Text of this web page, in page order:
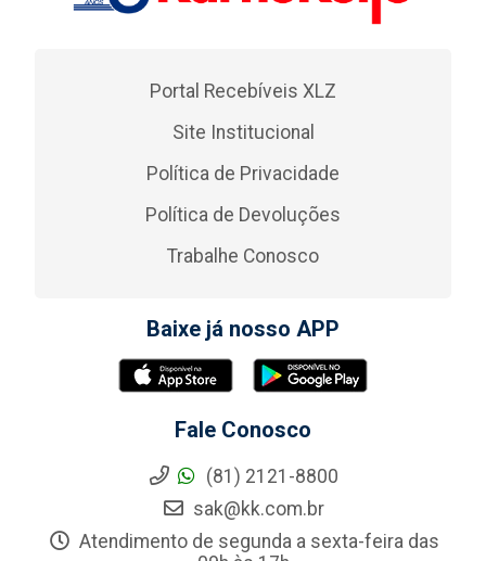
Portal Recebíveis XLZ
Site Institucional
Política de Privacidade
Política de Devoluções
Trabalhe Conosco
Baixe já nosso APP
Fale Conosco
(81) 2121-8800
sak@kk.com.br
Atendimento de segunda a sexta-feira das